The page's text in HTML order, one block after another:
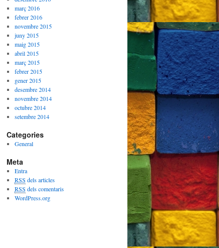
març 2016
febrer 2016
novembre 2015
juny 2015
maig 2015
abril 2015
març 2015
febrer 2015
gener 2015
desembre 2014
novembre 2014
octubre 2014
setembre 2014
Categories
General
Meta
Entra
RSS dels articles
RSS dels comentaris
WordPress.org